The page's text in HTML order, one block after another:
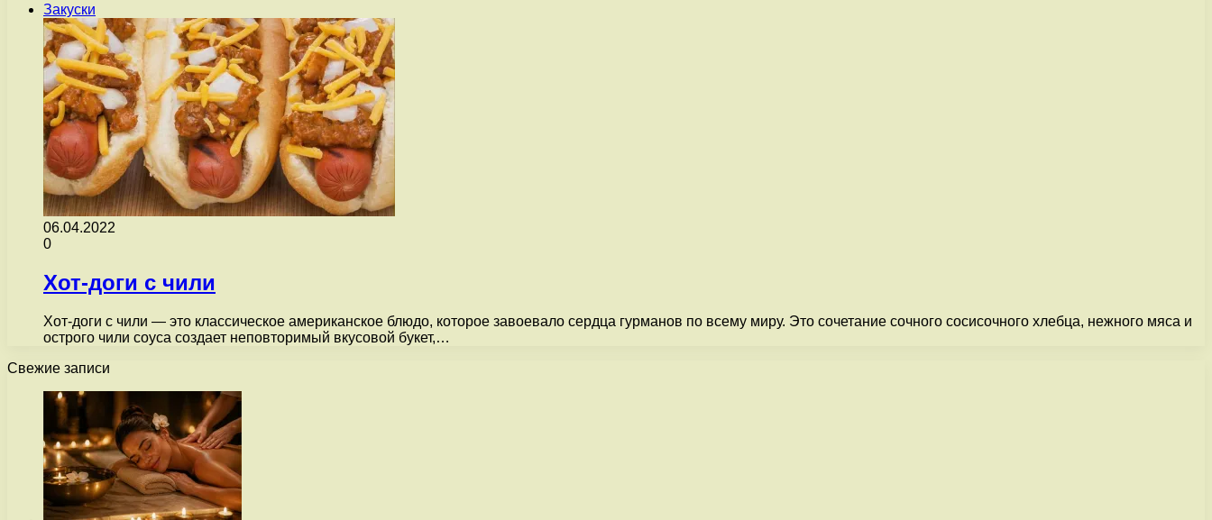
Закуски
06.04.2022
0
Хот-доги с чили
Хот-доги с чили — это классическое американское блюдо, которое завоевало сердца гурманов по всему миру. Это сочетание сочного сосисочного хлебца, нежного мяса и
острого чили соуса создает неповторимый вкусовой букет,…
Свежие записи